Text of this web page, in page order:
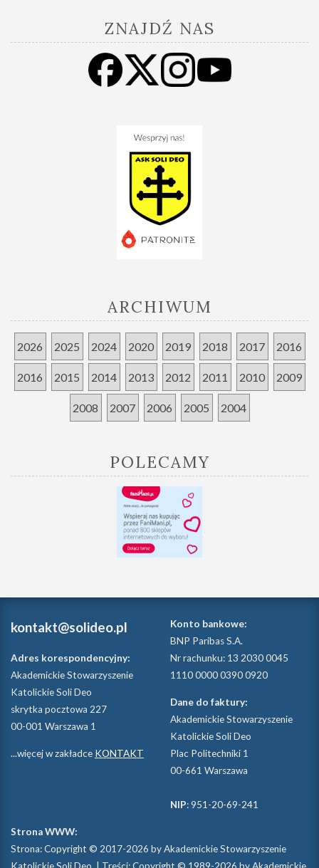
ZNAJDŹ NAS
ARCHIWUM
2026 2025 2024 2020 2019 2018 2017 2016
2016 2015 2014 2013 2012 2011 2010 2009
2008 2007 2006 2005 2004
POLECAMY
kontakt@solideo.pl
Adres korespondencyjny:
Akademickie Stowarzyszenie
Katolickie Soli Deo
skrytka pocztowa 227
00-001 Warszawa 1
...więcej w zakładce KONTAKT
Konto bankowe:
BNP Paribas S.A.
Nr rachunku: 13 2030 0045
1110 0000 0390 0920
Dane do faktury:
Akademickie Stowarzyszenie
Katolickie Soli Deo
Plac Politechniki 1
00-661 Warszawa
NIP: 951-20-69-241
Strona WWW:
Strona: Copyright © 2017-2026 by Akademickie Stowarzyszenie